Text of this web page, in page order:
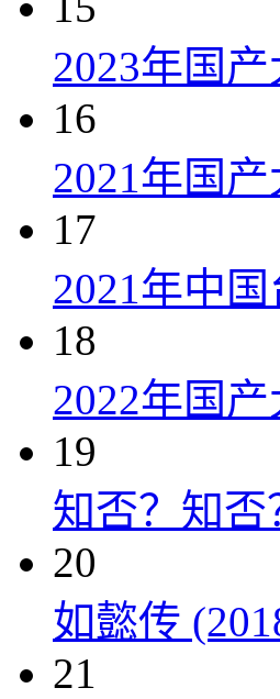
2023年国
16
2021年国
17
2021年中
18
2022年国
19
知否？知否
20
如懿传
21